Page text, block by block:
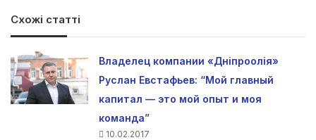
Схожі статті
Владелец компании «Дніпроолія»
Руслан Евстафьев: “Мой главный
капитал — это мой опыт и моя
команда”
10.02.2017